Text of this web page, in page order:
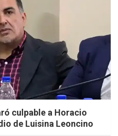
culpable a Horacio
de Luisina Leoncino